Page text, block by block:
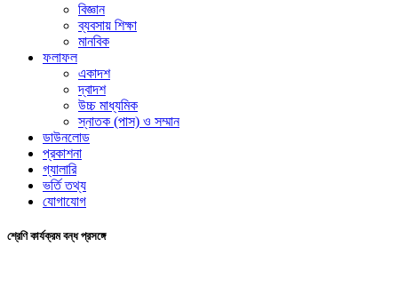
বিজ্ঞান
ব্যবসায় শিক্ষা
মানবিক
ফলাফল
একাদশ
দ্বাদশ
উচ্চ মাধ্যমিক
স্নাতক (পাস) ও সম্মান
ডাউনলোড
প্রকাশনা
গ্যালারি
ভর্তি তথ্য
যোগাযোগ
শ্রেণি কার্যক্রম বন্ধ প্রসঙ্গে